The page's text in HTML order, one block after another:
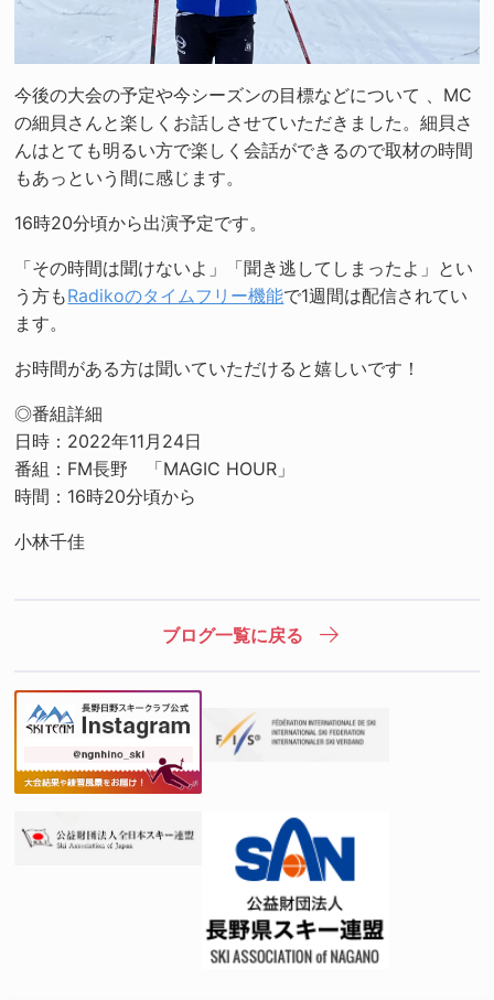
今後の大会の予定や今シーズンの目標などについて 、MC
の細貝さんと楽しくお話しさせていただきました。細貝さ
んはとても明るい方で楽しく会話ができるので取材の時間
もあっという間に感じます。
16時20分頃から出演予定です。
「その時間は聞けないよ」「聞き逃してしまったよ」とい
う方もRadikoのタイムフリー機能で1週間は配信されてい
ます。
お時間がある方は聞いていただけると嬉しいです！
◎番組詳細
日時：2022年11月24日
番組：FM長野 「MAGIC HOUR」
時間：16時20分頃から
小林千佳
ブログ一覧に戻る